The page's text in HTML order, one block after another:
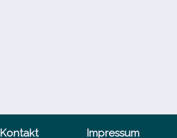
Kontakt Impressum